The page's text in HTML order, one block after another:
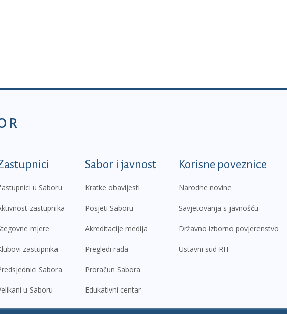
u Saboru
zastupnika
mjere
zastupnika
Sabora
u Saboru
Sabor i javnost
Kratke obavijesti
Posjeti Saboru
Akreditacije medija
Pregledi rada
Proračun Sabora
Edukativni centar
Korisne poveznice
Narodne novine
Savjetovanja s javnošću
Državno izborno povjerenstvo
Ustavni sud RH